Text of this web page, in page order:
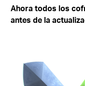
Ahora todos los
antes de la